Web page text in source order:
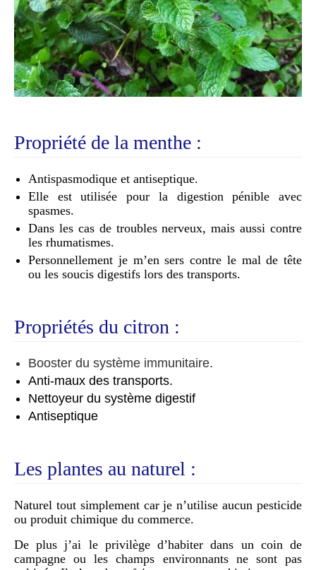
Propriété de la menthe :
Antispasmodique et antiseptique.
Elle est utilisée pour la digestion pénible avec
spasmes.
Dans les cas de troubles nerveux, mais aussi contre
les rhumatismes.
Personnellement je m’en sers contre le mal de tête
ou les soucis digestifs lors des transports.
Propriétés du citron :
Booster du système immunitaire.
Anti-maux des transports.
Nettoyeur du système digestif
Antiseptique
Les plantes au naturel :
Naturel tout simplement car je n’utilise aucun pesticide
ou produit chimique du commerce.
De plus j’ai le privilège d’habiter dans un coin de
campagne ou les champs environnants ne sont pas